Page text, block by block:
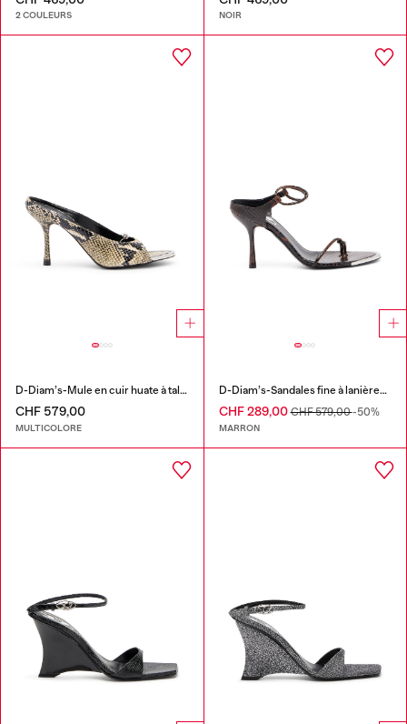
2 COULEURS NOIR
D-Diam’s-Mule en cuir huate à talon haut avec ovale D flottant
CHF 579,00
MULTICOLORE
D-Diam’s-Sandales fine à lanières en cuir effet croco
CHF 289,00CHF 579,00-50%
MARRON